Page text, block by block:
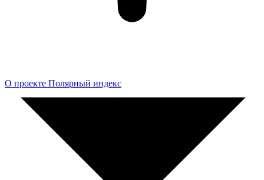
О проекте Полярный индекс